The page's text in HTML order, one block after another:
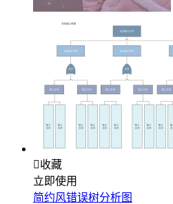
收藏
立即使用
简约风错误树分析图